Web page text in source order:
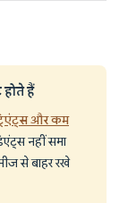
हैं
और कम
नहीं समा
से बाहर रखे